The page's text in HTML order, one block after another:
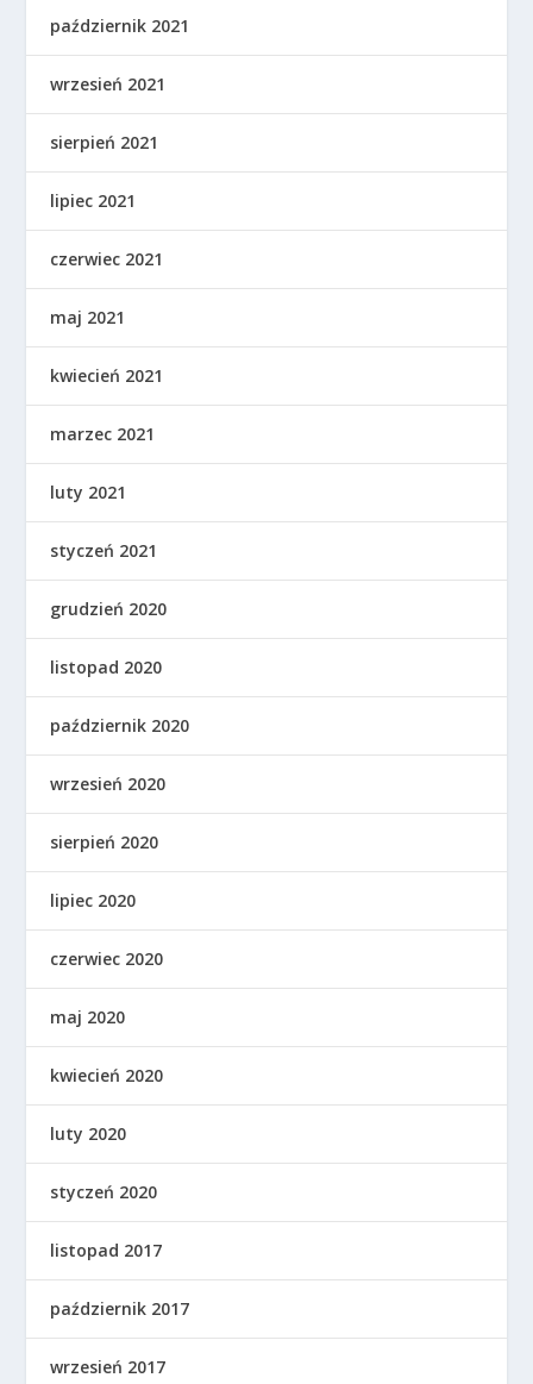
październik 2021
wrzesień 2021
sierpień 2021
lipiec 2021
czerwiec 2021
maj 2021
kwiecień 2021
marzec 2021
luty 2021
styczeń 2021
grudzień 2020
listopad 2020
październik 2020
wrzesień 2020
sierpień 2020
lipiec 2020
czerwiec 2020
maj 2020
kwiecień 2020
luty 2020
styczeń 2020
listopad 2017
październik 2017
wrzesień 2017